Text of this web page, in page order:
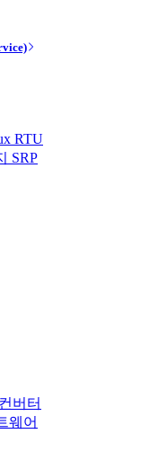
RTU
SRP
버터
웨어